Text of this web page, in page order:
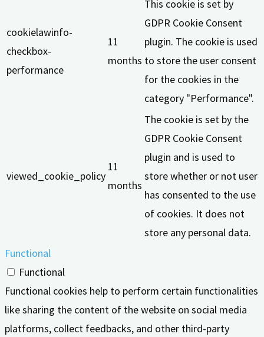
cookielawinfo-
checkbox-
performance
11
months
This cookie is set by
GDPR Cookie Consent
plugin. The cookie is used
to store the user consent
for the cookies in the
category "Performance".
viewed_cookie_policy
11
months
The cookie is set by the
GDPR Cookie Consent
plugin and is used to
store whether or not user
has consented to the use
of cookies. It does not
store any personal data.
Functional
Functional
Functional cookies help to perform certain functionalities
like sharing the content of the website on social media
platforms, collect feedbacks, and other third-party